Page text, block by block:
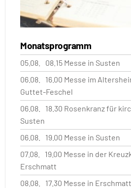
Monatsprogramm
05.08.
08.15 Messe in Susten
06.08.
16.00 Messe im
Guttet-Feschel
06.08.
18.30 Rosenkranz für
Susten
06.08.
19.00 Messe in Susten
07.08.
19.00 Messe in der
Erschmatt
08.08.
17.30 Messe in Erschmatt